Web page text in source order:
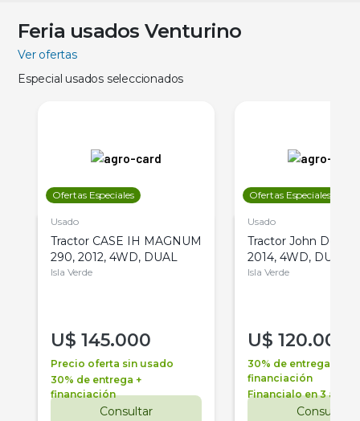
Feria usados Venturino
Ver ofertas
Especial usados seleccionados
Ofertas Especiales
Usado
Tractor CASE IH MAGNUM
290, 2012, 4WD, DUAL
Isla Verde
U$ 145.000
Precio oferta sin usado
30% de entrega +
financiación
Consultar
Ofertas Especiales
Usado
Tractor John Deere
2014, 4WD, DUAL
Isla Verde
U$ 120.000
30% de entrega +
financiación
Financialo en 3 años
Consultar